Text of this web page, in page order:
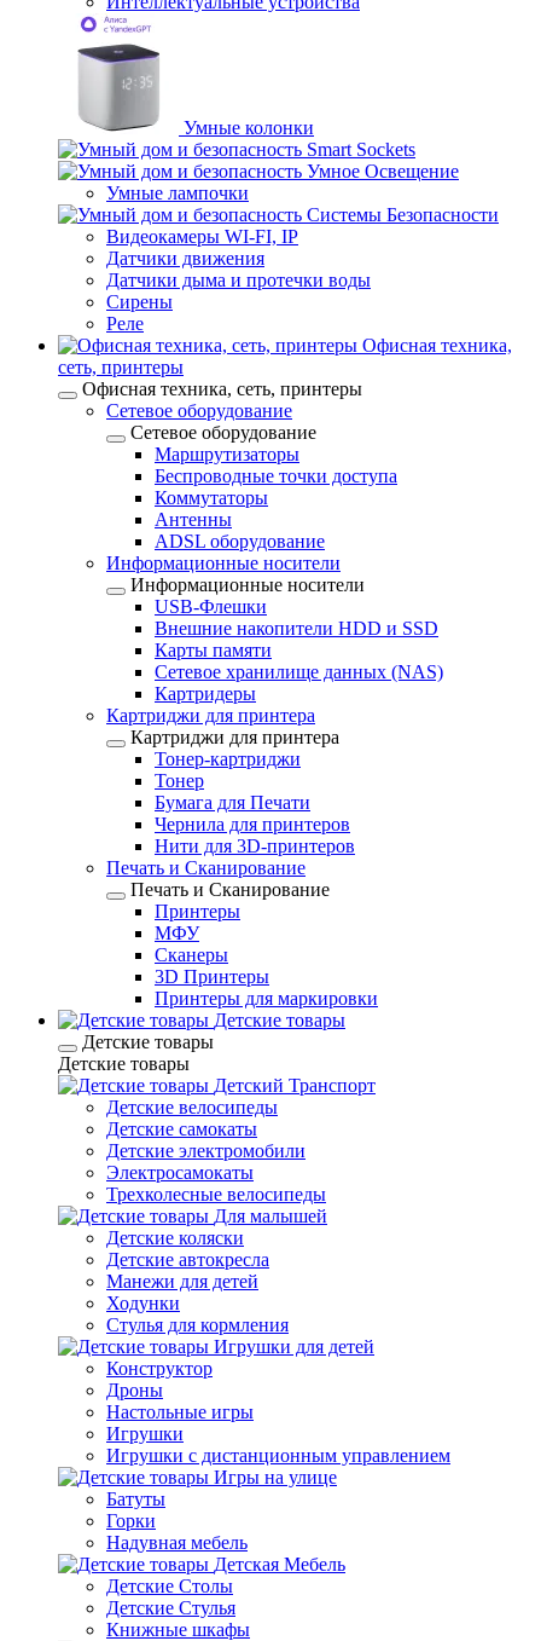
Умные колонки
Smart Sockets
Умное Освещение
Умные лампочки
Системы Безопасности
Видеокамеры WI-FI, IP
Датчики движения
Датчики дыма и протечки воды
Сирены
Реле
Офисная техника,
cеть, принтеры
Офисная техника, cеть, принтеры
Сетевое оборудование
Сетевое оборудование
Маршрутизаторы
Беспроводные точки доступа
Коммутаторы
Антенны
ADSL оборудование
Информационные носители
Информационные носители
USB-Флешки
Внешние накопители HDD и SSD
Карты памяти
Сетевое хранилище данных (NAS)
Картридеры
Картриджи для принтера
Картриджи для принтера
Тонер-картриджи
Тонер
Бумага для Печати
Чернила для принтеров
Нити для 3D-принтеров
Печать и Сканирование
Печать и Сканирование
Принтеры
МФУ
Сканеры
3D Принтеры
Принтеры для маркировки
Детские товары
Детские товары
Детские товары
Детский Транспорт
Детские велосипеды
Детские самокаты
Детские электромобили
Электросамокаты
Трехколесные велосипеды
Для малышей
Детские коляски
Детские автокресла
Манежи для детей
Ходунки
Стулья для кормления
Игрушки для детей
Конструктор
Дроны
Настольные игры
Игрушки
Игрушки c дистанционным управлением
Игры на улице
Батуты
Горки
Надувная мебель
Детская Мебель
Детские Столы
Детские Стулья
Книжные шкафы